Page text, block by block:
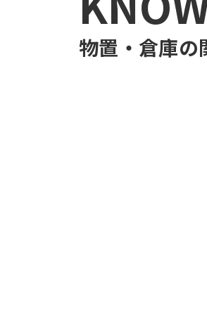
物置・倉庫の